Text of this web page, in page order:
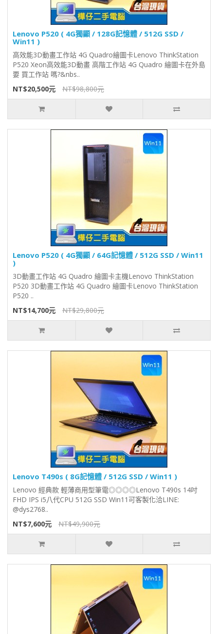
Lenovo P520 ( 4G獨顯 / 128G記憶體 / 512G SSD /
Win11 )
高效能3D動畫工作站 4G Quadro繪圖卡Lenovo ThinkStation
P520 Xeon高效能3D動畫 高階工作站 4G Quadro 繪圖卡在外島
要 買工作站 嗎?&nbs..
NT$20,500元
NT$98,800元
Lenovo P520 ( 4G獨顯 / 64G記憶體 / 512G SSD / Win11
)
3D動畫工作站 4G Quadro 繪圖卡主機Lenovo ThinkStation
P520 3D動畫工作站 4G Quadro 繪圖卡Lenovo ThinkStation
P520 ..
NT$14,700元
NT$29,800元
Lenovo T490s ( 8G記憶體 / 512G SSD / Win11 )
Lenovo 經典款 輕薄商用型筆電◎◎◎◎Lenovo T490s 14吋
FHD IPS i5八代CPU 512G SSD Win11可客製化洽LINE:
@dys2768..
NT$7,600元
NT$49,900元